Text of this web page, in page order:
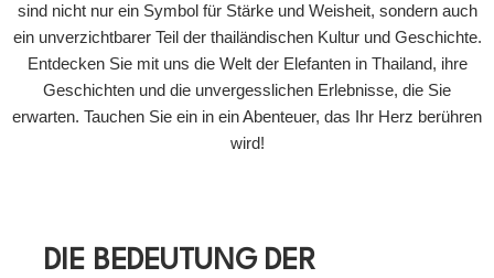
sind nicht nur ein Symbol für Stärke und Weisheit, sondern auch
ein unverzichtbarer Teil der thailändischen Kultur und Geschichte.
Entdecken Sie mit uns die Welt der Elefanten in Thailand, ihre
Geschichten und die unvergesslichen Erlebnisse, die Sie
erwarten. Tauchen Sie ein in ein Abenteuer, das Ihr Herz berühren
wird!
DIE BEDEUTUNG DER